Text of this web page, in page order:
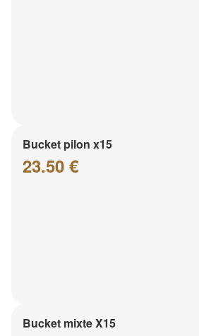
Bucket pilon x15
23.50 €
Bucket mixte X15